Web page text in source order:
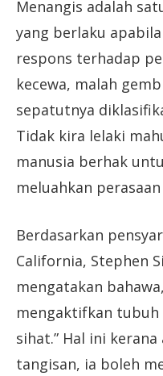
Menangis adalah
yang berlaku
respons terhadap
kecewa, malah
sepatutnya
Tidak kira lelaki
manusia berhak
meluahkan
Berdasarkan
California, Stephen
mengatakan
mengaktifkan tubuh
sihat.” Hal ini
tangisan, ia boleh